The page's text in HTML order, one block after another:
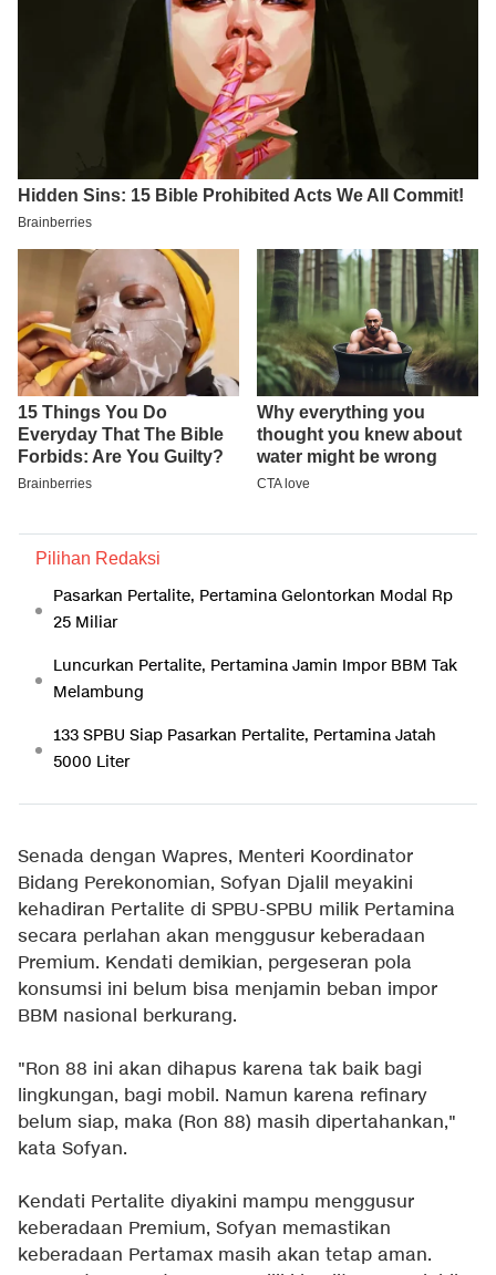
Pilihan Redaksi
Pasarkan Pertalite, Pertamina Gelontorkan Modal Rp
25 Miliar
Luncurkan Pertalite, Pertamina Jamin Impor BBM Tak
Melambung
133 SPBU Siap Pasarkan Pertalite, Pertamina Jatah
5000 Liter
Senada dengan Wapres, Menteri Koordinator
Bidang Perekonomian, Sofyan Djalil meyakini
kehadiran Pertalite di SPBU-SPBU milik Pertamina
secara perlahan akan menggusur keberadaan
Premium. Kendati demikian, pergeseran pola
konsumsi ini belum bisa menjamin beban impor
BBM nasional berkurang.
"Ron 88 ini akan dihapus karena tak baik bagi
lingkungan, bagi mobil. Namun karena refinary
belum siap, maka (Ron 88) masih dipertahankan,"
kata Sofyan.
Kendati Pertalite diyakini mampu menggusur
keberadaan Premium, Sofyan memastikan
keberadaan Pertamax masih akan tetap aman.